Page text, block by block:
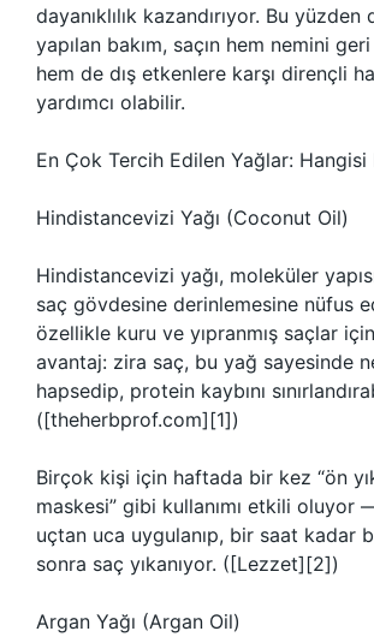
dayanıklılık kazandırıyor. Bu
yapılan bakım, saçın hem nemini
hem de dış etkenlere karşı dirençli
yardımcı olabilir.
En Çok Tercih Edilen Yağlar: Hangisi
Hindistancevizi Yağı (Coconut Oil)
Hindistancevizi yağı, moleküler
saç gövdesine derinlemesine nüfus
özellikle kuru ve yıpranmış saçlar
avantaj: zira saç, bu yağ sayesinde
hapsedip, protein kaybını
([theherbprof.com][1])
Birçok kişi için haftada bir kez “ön
maskesi” gibi kullanımı etkili oluyor
uçtan uca uygulanıp, bir saat kadar
sonra saç yıkanıyor. ([Lezzet][2])
Argan Yağı (Argan Oil)